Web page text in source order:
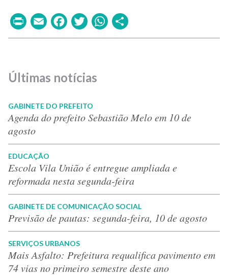
PrintEmailFacebook
TwitterWhatsApp
Últimas notícias
GABINETE DO PREFEITO
Agenda do prefeito Sebastião Melo em 10 de
agosto
EDUCAÇÃO
Escola Vila União é entregue ampliada e
reformada nesta segunda-feira
GABINETE DE COMUNICAÇÃO SOCIAL
Previsão de pautas: segunda-feira, 10 de agosto
SERVIÇOS URBANOS
Mais Asfalto: Prefeitura requalifica pavimento em
74 vias no primeiro semestre deste ano